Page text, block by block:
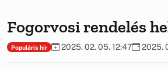
Fogorvosi rendelés
Populáris hír 2025. 02. 05. 12:47 2025.